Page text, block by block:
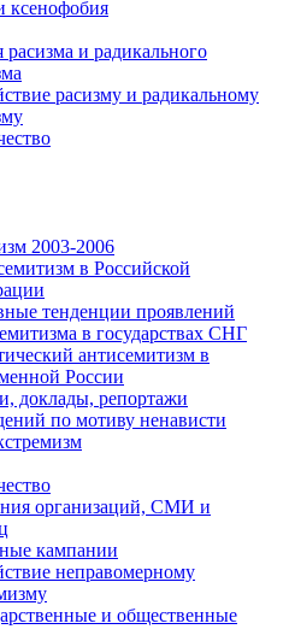
ксенофобия
и радикального
расизму и радикальному
2003-2006
в Российской
тенденции проявлений
в государствах СНГ
антисемитизм в
России
доклады, репортажи
по мотиву ненависти
организаций, СМИ и
кампании
неправомерному
и общественные